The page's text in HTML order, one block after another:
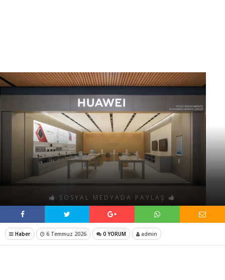
SOSYAL MEDYADA PAYLAŞ
Haber 6 Temmuz 2026 0 YORUM admin